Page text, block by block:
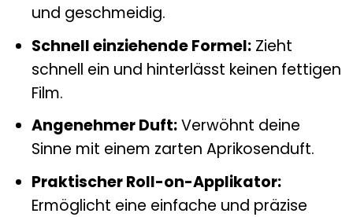
und geschmeidig.
Schnell einziehende Formel:Zieht
schnell ein und hinterlässt keinen fettigen
Film.
Angenehmer Duft:Verwöhnt deine
Sinne mit einem zarten Aprikosenduft.
Praktischer Roll-on-Applikator:
Ermöglicht eine einfache und präzise